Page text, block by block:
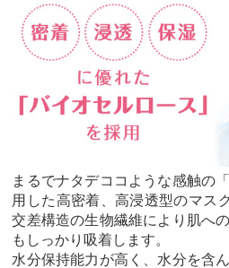
まるでナタデココような感触の
用した高密着、高浸透型のマス
交差構造の生物繊維により肌へ
もしっかり吸着します。
水分保持能力が高く、水分を含